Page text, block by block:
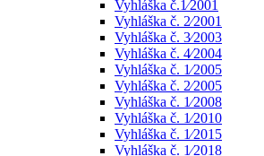
Vyhláška č.1⁄2001
Vyhláška č. 2⁄2001
Vyhláška č. 3⁄2003
Vyhláška č. 4⁄2004
Vyhláška č. 1⁄2005
Vyhláška č. 2⁄2005
Vyhláška č. 1⁄2008
Vyhláška č. 1⁄2010
Vyhláška č. 1⁄2015
Vyhláška č. 1⁄2018